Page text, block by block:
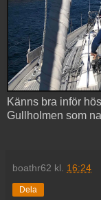
Känns bra inför
Gullholmen som
boathr62 kl. 16:24
Dela